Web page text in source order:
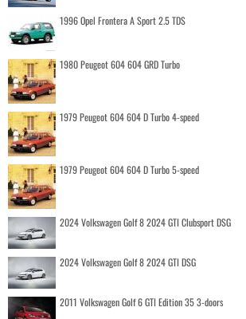
1996 Opel Frontera A Sport 2.5 TDS
1980 Peugeot 604 604 GRD Turbo
1979 Peugeot 604 604 D Turbo 4-speed
1979 Peugeot 604 604 D Turbo 5-speed
2024 Volkswagen Golf 8 2024 GTI Clubsport DSG
2024 Volkswagen Golf 8 2024 GTI DSG
2011 Volkswagen Golf 6 GTI Edition 35 3-doors